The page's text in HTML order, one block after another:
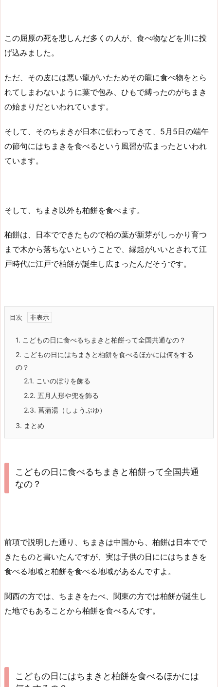
この屈原の死を悲しんだ多くの人が、食べ物などを川に投
げ込みました。
ただ、その皮には悪い龍がいたためその龍に食べ物をとら
れてしまわないように葉で包み、ひもで縛ったのがちまき
の始まりだといわれています。
そして、そのちまきが日本に伝わってきて、5月5日の端午
の節句にはちまきを食べるという風習が広まったといわれ
ています。
そして、ちまき以外も柏餅を食べます。
柏餅は、日本でできたもので柏の葉が新芽がしっかり育つ
まで木から落ちないということで、縁起がいいとされて江
戸時代に江戸で柏餅が誕生し広まったんだそうです。
目次
1. こどもの日に食べるちまきと柏餅って全国共通なの？
2. こどもの日にはちまきと柏餅を食べるほかには何をする
の？
2.1. こいのぼりを飾る
2.2. 五月人形や兜を飾る
2.3. 菖蒲湯（しょうぶゆ）
3. まとめ
こどもの日に食べるちまきと柏餅って全国共通
なの？
前項で説明した通り、ちまきは中国から、柏餅は日本でで
きたものと書いたんですが、実は子供の日ににはちまきを
食べる地域と柏餅を食べる地域があるんですよ。
関西の方では、ちまきをたべ、関東の方では柏餅が誕生し
た地でもあることから柏餅を食べるんです。
こどもの日にはちまきと柏餅を食べるほかには